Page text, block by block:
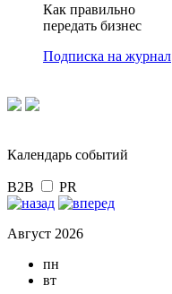
Как правильно
передать бизнес
Подписка на журнал
Календарь событий
B2B PR
Август 2026
пн
вт